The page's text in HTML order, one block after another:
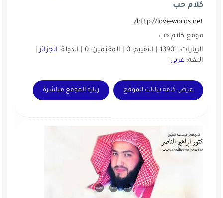
كلام حب
http://love-words.net/
موقع كلام حب
الزيارات: 13901 | التقييم: 0 | المقيّمين: 0 | الدولة:
الجزائر|
اللغة: عربي
عرض كافة بيانات الموقع زيارة الموقع مباشرة